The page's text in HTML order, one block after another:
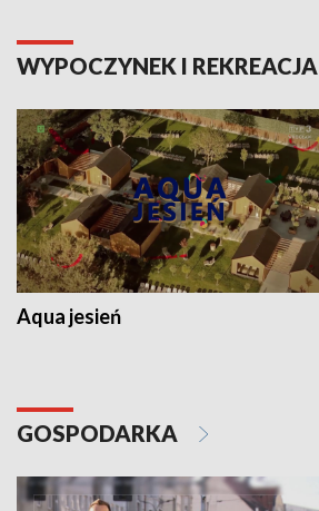
WYPOCZYNEK I REKREACJA
Aqua jesień
GOSPODARKA